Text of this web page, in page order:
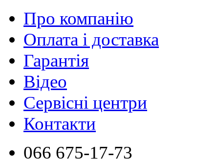
Про компанію
Оплата і доставка
Гарантія
Відео
Сервісні центри
Контакти
066 675-17-73